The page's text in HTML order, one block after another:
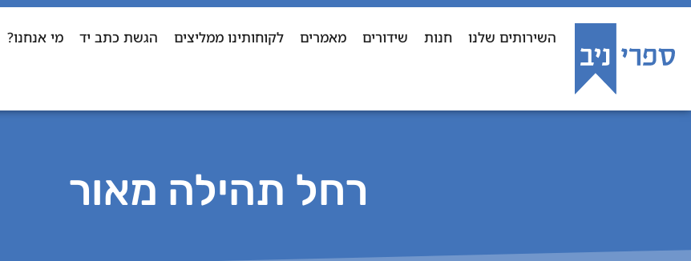
השירותים שלנו חנות שידורים מאמרים לקוחותינו ממליצים הגשת כתב יד מי אנחנו?
רחל תהילה מאור